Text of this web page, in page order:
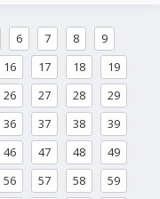
6 7 8
9
16 17 18
19
26 27 28
29
36 37 38
39
46 47 48
49
56 57 58
59